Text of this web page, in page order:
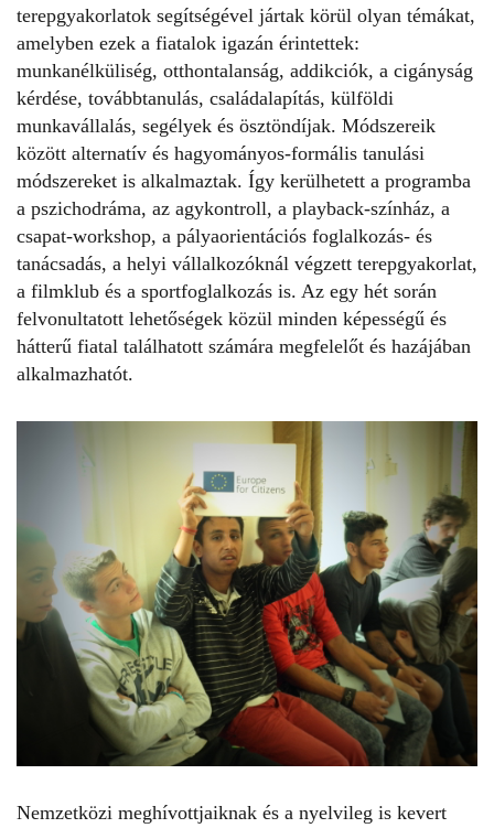
terepgyakorlatok segítségével jártak körül olyan témákat,
amelyben ezek a fiatalok igazán érintettek:
munkanélküliség, otthontalanság, addikciók, a cigányság
kérdése, továbbtanulás, családalapítás, külföldi
munkavállalás, segélyek és ösztöndíjak. Módszereik
között alternatív és hagyományos-formális tanulási
módszereket is alkalmaztak. Így kerülhetett a programba
a pszichodráma, az agykontroll, a playback-színház, a
csapat-workshop, a pályaorientációs foglalkozás- és
tanácsadás, a helyi vállalkozóknál végzett terepgyakorlat,
a filmklub és a sportfoglalkozás is. Az egy hét során
felvonultatott lehetőségek közül minden képességű és
hátterű fiatal találhatott számára megfelelőt és hazájában
alkalmazhatót.
Nemzetközi meghívottjaiknak és a nyelvileg is kevert